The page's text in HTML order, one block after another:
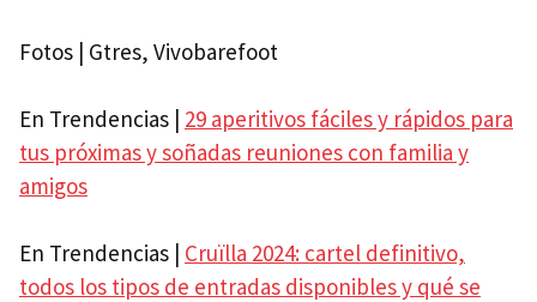
Fotos | Gtres, Vivobarefoot
En Trendencias | 29 aperitivos fáciles y rápidos para
tus próximas y soñadas reuniones con familia y
amigos
En Trendencias | Cruïlla 2024: cartel definitivo,
todos los tipos de entradas disponibles y qué se